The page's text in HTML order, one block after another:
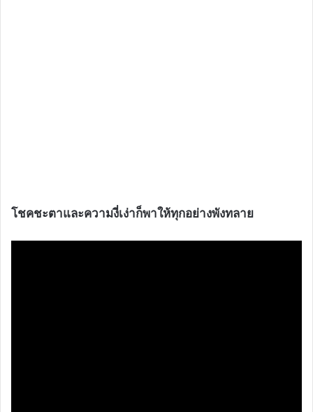
โชคชะตาและความงี่เง่าก็พาให้ทุกอย่างพังทลาย